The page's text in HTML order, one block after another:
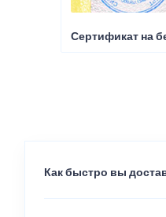
Сертификат на
Как быстро вы